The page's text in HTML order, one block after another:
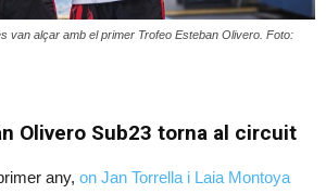
van alçar amb el primer Trofeo Esteban Olivero. Foto:
Olivero Sub23 torna al circuit
any, on Jan Torrella i Laia Montoya